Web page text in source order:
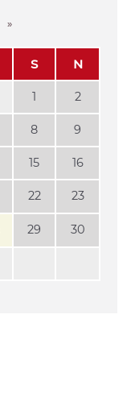
S N
1 2
8 9
15 16
22 23
29 30